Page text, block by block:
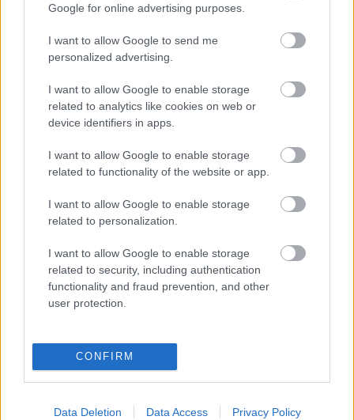
Google for online advertising purposes.
I want to allow Google to send me
personalized advertising.
I want to allow Google to enable storage
related to analytics like cookies on web or
device identifiers in apps.
I want to allow Google to enable storage
related to functionality of the website or app.
I want to allow Google to enable storage
related to personalization.
I want to allow Google to enable storage
related to security, including authentication
functionality and fraud prevention, and other
user protection.
CONFIRM
Data Deletion Data Access Privacy Policy
VILÁGZENÉK A LEGJOBB MINŐSÉGBEN
A bejegyzés trackback címe:
https://kulturpart.hu/api/trackback/id/7837376
Kommentek:
minősülnek, értük a
szolgáltatás technikai
üzemeltetője semmilyen felelősséget
nem vállal, azokat nem ellenőrzi. Kifogás esetén forduljon a blog szerkesztőjéhez.
Tovább a Facebook-ra
A 10 legütősebb drogos film
Megjöttek a meztelen hősnők
Meztelenség és anatómia
A legizgalmasabb fotók 2015-ből